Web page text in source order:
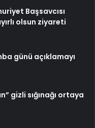
Başsavcısı
olsun ziyareti
günü açıklamayı
gizli sığınağı ortaya